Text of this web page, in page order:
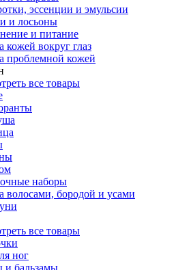
эссенции и эмульсии
и лосьоны
и питание
кожей вокруг глаз
проблемной кожей
все товары
наборы
волосами, бородой и усами
все товары
ног
и бальзамы